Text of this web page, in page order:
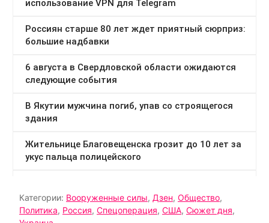
Категории: Вооруженные силы, Дзен, Общество,
Политика, Россия, Спецоперация, США, Сюжет дня,